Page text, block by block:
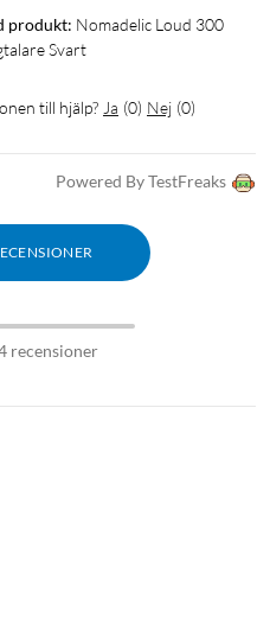
regn och tillfällig
produkt: Nomadelic Loud 300
Svart
till hjälp? Ja (0) Nej (0)
Powered By TestFreaks
recensioner